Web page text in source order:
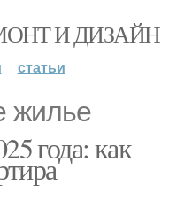
И ДИЗАЙН
статьи
жилье
года: как